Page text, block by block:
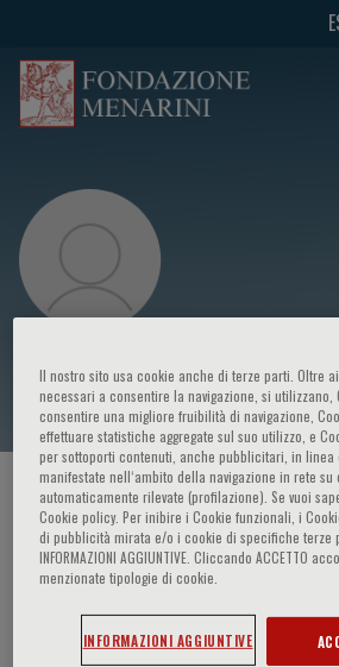
Marco Spada
HOME PAGE / CURSOS Y EVENTOS /
Marco Spada
Il nostro sito usa cookie anche di terze parti. Oltre
necessari a consentire la navigazione, si
consentire una migliore fruibilità di navigazione,
effettuare statistiche aggregate sul suo utilizzo, e
per sottoporti contenuti, anche pubblicitari, in linea
manifestate nell‘ambito della navigazione in rete
automaticamente rilevate (profilazione). Se vuoi
Cookie policy. Per inibire i Cookie funzionali, i
di pubblicità mirata e/o i cookie di specifiche terze
INFORMAZIONI AGGIUNTIVE. Cliccando ACCETTO
menzionate tipologie di cookie.
INFORMAZIONI AGGIUNTIVE